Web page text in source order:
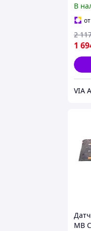
05-
В
от
1
2
MB